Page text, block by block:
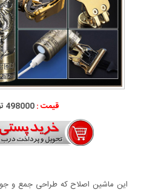
قیمت :498000 تومان
این ماشین اصلاح که طراحی جمع و